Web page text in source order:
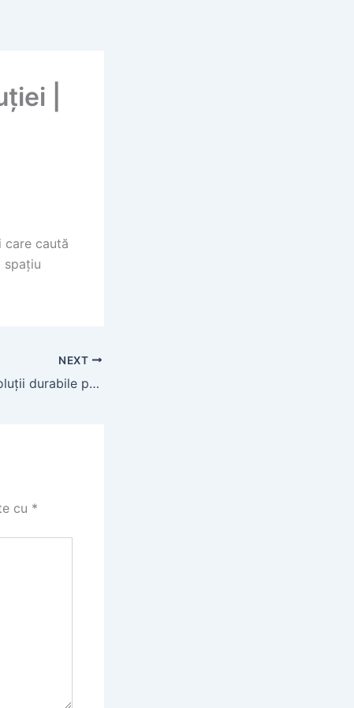
|
care caută
spațiu
NEXT
Acoperis hale – soluții durabile pentru hale metalice
cu *